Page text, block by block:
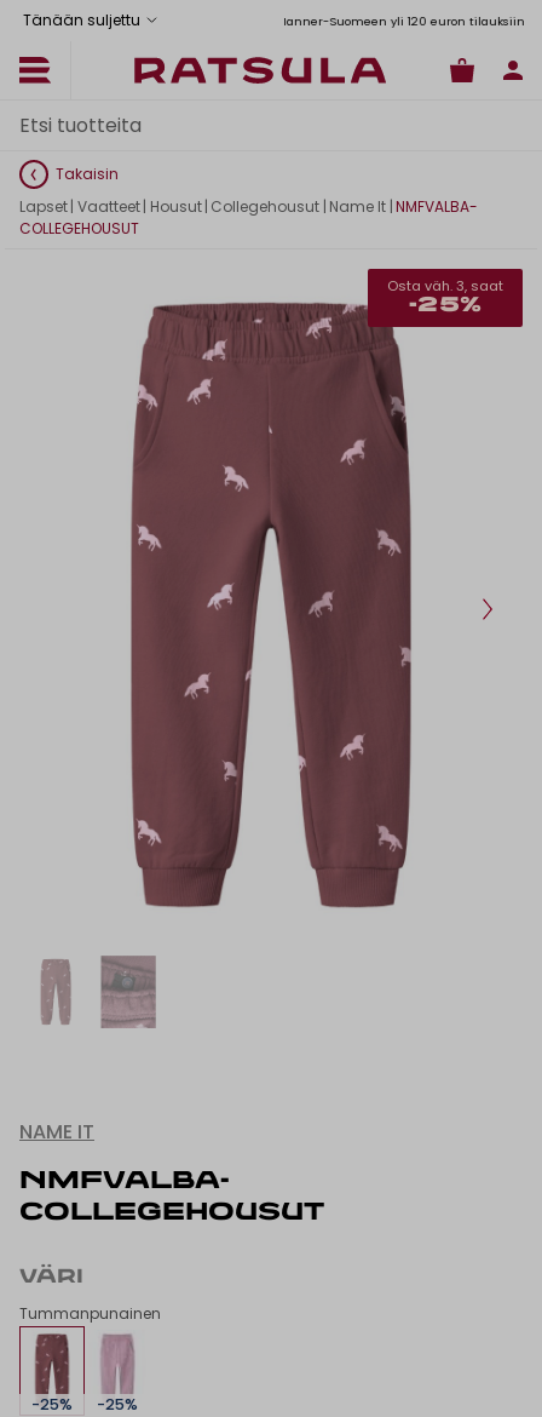
Tänään suljettuToimituskulut alk. 6,90€
Ilmainen toimitus Manner-Suomeen yli 120 euron tilauksiin
Takaisin
Lapset| Vaatteet| Housut | Collegehousut | Name It |NMFVALBA-
COLLEGEHOUSUT
Osta väh. 3, saat
-25%
NAME IT
NMFVALBA-
COLLEGEHOUSUT
VÄRI
Tummanpunainen
-25% -25%